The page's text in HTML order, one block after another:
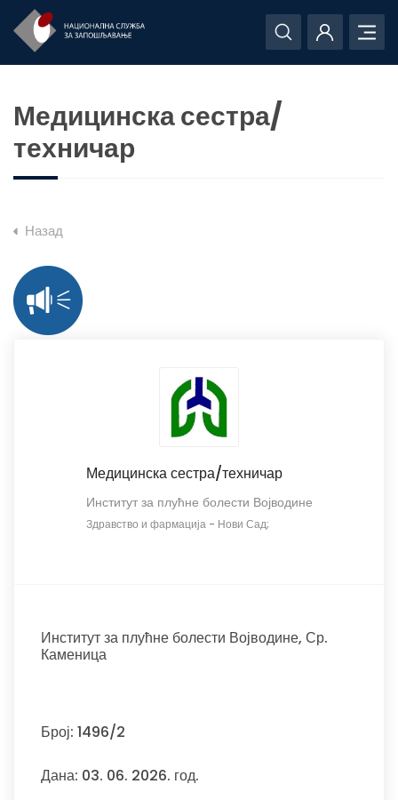
Медицинска сестра/
техничар
Назад
Медицинска сестра/техничар
Институт за плућне болести Војводине
Здравство и фармација- Нови Сад;
Институт за плућне болести Војводине, Ср.
Каменица
Број: 1496/2
Дана: 03. 06. 2026. год.